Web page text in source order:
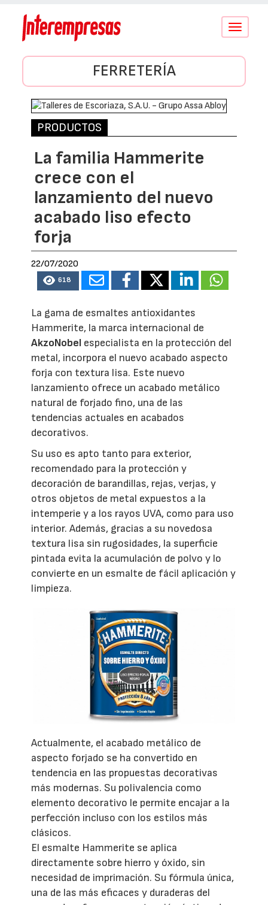
Conmutar
FERRETERÍA
PRODUCTOS
La familia Hammerite
crece con el
lanzamiento del nuevo
acabado liso efecto
forja
22/07/2020
618
La gama de esmaltes antioxidantes
Hammerite, la marca internacional de
AkzoNobel especialista en la protección del
metal, incorpora el nuevo acabado aspecto
forja con textura lisa. Este nuevo
lanzamiento ofrece un acabado metálico
natural de forjado fino, una de las
tendencias actuales en acabados
decorativos.
Su uso es apto tanto para exterior,
recomendado para la protección y
decoración de barandillas, rejas, verjas, y
otros objetos de metal expuestos a la
intemperie y a los rayos UVA, como para uso
interior. Además, gracias a su novedosa
textura lisa sin rugosidades, la superficie
pintada evita la acumulación de polvo y lo
convierte en un esmalte de fácil aplicación y
limpieza.
Actualmente, el acabado metálico de
aspecto forjado se ha convertido en
tendencia en las propuestas decorativas
más modernas. Su polivalencia como
elemento decorativo le permite encajar a la
perfección incluso con los estilos más
clásicos.
El esmalte Hammerite se aplica
directamente sobre hierro y óxido, sin
necesidad de imprimación. Su fórmula única,
una de las más eficaces y duraderas del